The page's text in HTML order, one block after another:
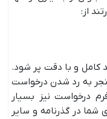
از:
کامل و با دقت پر شود.
به رد شدن درخواست
درخواست نیز بسیار
شما در گذرنامه و سایر